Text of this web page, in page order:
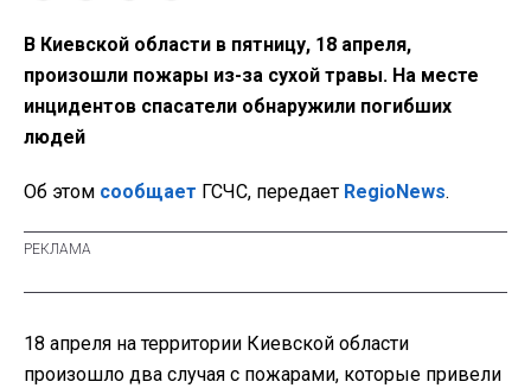
В Киевской области в пятницу, 18 апреля,
произошли пожары из-за сухой травы. На месте
инцидентов спасатели обнаружили погибших
людей
Об этом сообщает ГСЧС, передает RegioNews.
18 апреля на территории Киевской области
произошло два случая с пожарами, которые привели